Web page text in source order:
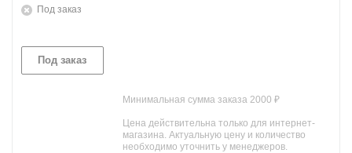
Под заказ
Под заказ
Минимальная сумма заказа 2000 ₽
Цена действительна только для интернет-
магазина. Актуальную цену и количество
необходимо уточнить у менеджеров.